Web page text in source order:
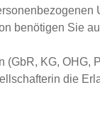
benötigen Sie
(GbR, KG, OHG,
die